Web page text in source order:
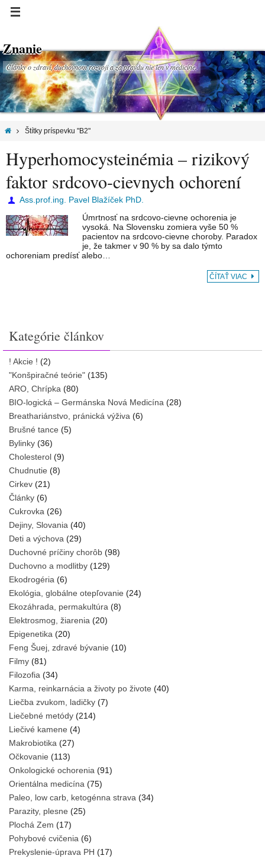
Znanie
Články o zdraví, duchovnom rozvoji a za pravdu nie len v medicíne.
Štítky príspevku "B2"
Hyperhomocysteinémia – rizikový
faktor srdcovo-cievnych ochorení
Ass.prof.ing. Pavel Blažíček PhD.
Úmrtnosť na srdcovo-cievne ochorenia je
vysoká. Na Slovensku zomiera vyše 50 %
pacientov na srdcovo-cievne choroby. Paradox
je, že takmer v 90 % by sa dalo týmto
ochoreniam predísť alebo…
ČÍTAŤ VIAC
Kategórie článkov
! Akcie ! (2)
"Konšpiračné teórie" (135)
ARO, Chrípka (80)
BIO-logická – Germánska Nová Medicína (28)
Breathariánstvo, pránická výživa (6)
Brušné tance (5)
Bylinky (36)
Cholesterol (9)
Chudnutie (8)
Cirkev (21)
Články (6)
Cukrovka (26)
Dejiny, Slovania (40)
Deti a výchova (29)
Duchovné príčiny chorôb (98)
Duchovno a modlitby (129)
Ekodrogéria (6)
Ekológia, globálne otepľovanie (24)
Ekozáhrada, permakultúra (8)
Elektrosmog, žiarenia (20)
Epigenetika (20)
Feng Šuej, zdravé bývanie (10)
Filmy (81)
Filozofia (34)
Karma, reinkarnácia a životy po živote (40)
Liečba zvukom, ladičky (7)
Liečebné metódy (214)
Liečivé kamene (4)
Makrobiotika (27)
Očkovanie (113)
Onkologické ochorenia (91)
Orientálna medicína (75)
Paleo, low carb, ketogénna strava (34)
Parazity, plesne (25)
Plochá Zem (17)
Pohybové cvičenia (6)
Prekyslenie-úprava PH (17)